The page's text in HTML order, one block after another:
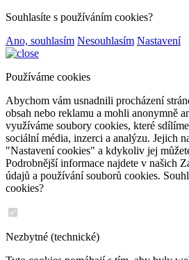
Souhlasíte s používáním cookies?
Ano, souhlasím Nesouhlasím Nastavení
Používáme cookies
Abychom vám usnadnili procházení
obsah nebo reklamu a mohli anonymně
využíváme soubory cookies, které
sociální média, inzerci a analýzu. Jejich
"Nastavení cookies" a kdykoliv jej
Podrobnější informace najdete v našich
údajů a používání souborů cookies.
cookies?
Nezbytné (technické)